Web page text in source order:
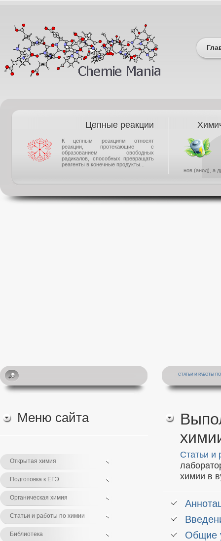
Цепные реакции
К цепным реакциям относят
реакции, протекающие с
образованием свободных
радикалов, способных превращать
реагенты в конечные продукты...
нов (анод), а
СТАТЬИ И РАБОТЫ
Меню сайта
Открытая химия
Подготовка к ЕГЭ
Органическая химия
Статьи и работы по химии
Библиотека
Статьи и
химии в
Общие